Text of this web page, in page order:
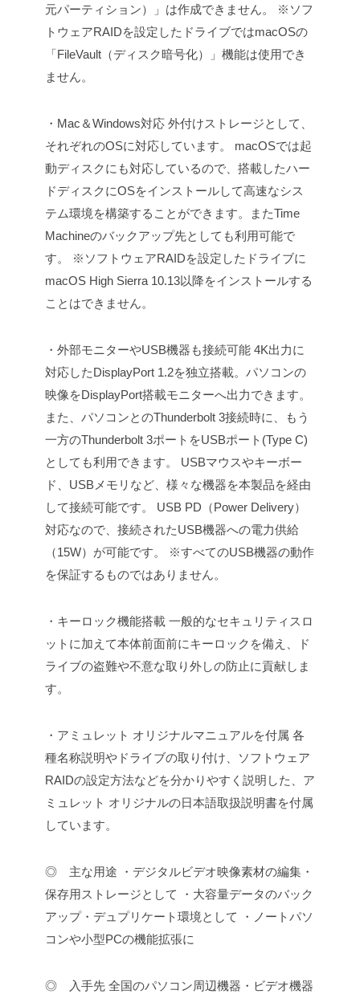
元パーティション）」は作成できません。
※ソフ
トウェアRAIDを設定したドライブではmacOSの
「FileVault（ディスク暗号化）」機能は使用でき
ません。
・Mac＆Windows対応 外付けストレージとして、
それぞれのOSに対応しています。
macOSでは起
動ディスクにも対応しているので、搭載したハー
ドディスクにOSをインストールして高速なシス
テム環境を構築することができます。またTime
Machineのバックアップ先としても利用可能で
す。
※ソフトウェアRAIDを設定したドライブに
macOS High Sierra 10.13以降をインストールする
ことはできません。
・外部モニターやUSB機器も接続可能 4K出力に
対応したDisplayPort 1.2を独立搭載。パソコンの
映像をDisplayPort搭載モニターへ出力できます。
また、パソコンとのThunderbolt 3接続時に、もう
一方のThunderbolt 3ポートをUSBポート(Type C)
としても利用できます。
USBマウスやキーボー
ド、USBメモリなど、様々な機器を本製品を経由
して接続可能です。
USB PD（Power Delivery）
対応なので、接続されたUSB機器への電力供給
（15W）が可能です。
※すべてのUSB機器の動作
を保証するものではありません。
・キーロック機能搭載 一般的なセキュリティスロ
ットに加えて本体前面前にキーロックを備え、ド
ライブの盗難や不意な取り外しの防止に貢献しま
す。
・アミュレット オリジナルマニュアルを付属 各
種名称説明やドライブの取り付け、ソフトウェア
RAIDの設定方法などを分かりやすく説明した、ア
ミュレット オリジナルの日本語取扱説明書を付属
しています。
◎ 主な用途 ・デジタルビデオ映像素材の編集・
保存用ストレージとして
・大容量データのバック
アップ・デュプリケート環境として
・ノートパソ
コンや小型PCの機能拡張に
◎ 入手先 全国のパソコン周辺機器・ビデオ機器